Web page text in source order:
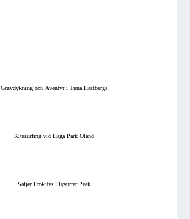
Gruvdykning och Äventyr i Tuna Hästberga
Kitesurfing vid Haga Park Öland
Säljer Prokites Flysurfer Peak